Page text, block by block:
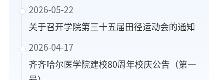
2026-05-22
关于召开学院第三十五届田径运动会的通知
2026-04-17
齐齐哈尔医学院建校80周年校庆公告（第一